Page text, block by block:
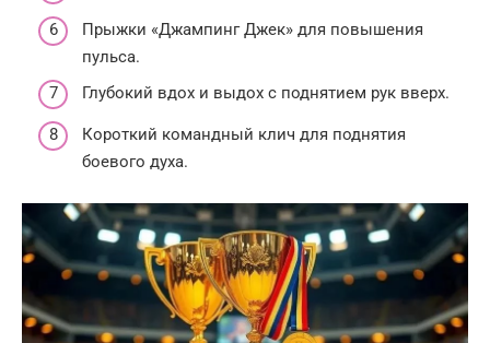
Прыжки «Джампинг Джек» для повышения
пульса.
Глубокий вдох и выдох с поднятием рук вверх.
Короткий командный клич для поднятия
боевого духа.